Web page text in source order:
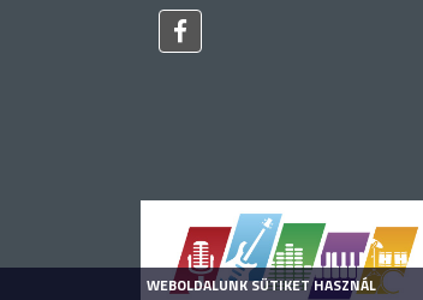
WEBOLDALUNK SÜTIKET HASZNÁL